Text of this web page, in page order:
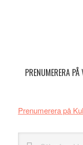
PRENUMERERA
Prenumerera på